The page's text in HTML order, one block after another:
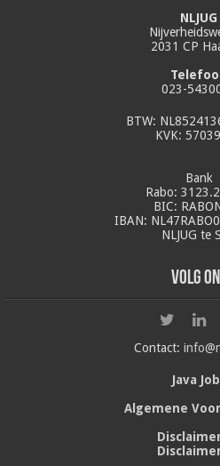
NLJUG
2031 CP
023-
BTW:
KVK:
Bank
Rabo:
BIC:
IBAN:
NLJUG te
Volg
Contact:
Java
Algemene